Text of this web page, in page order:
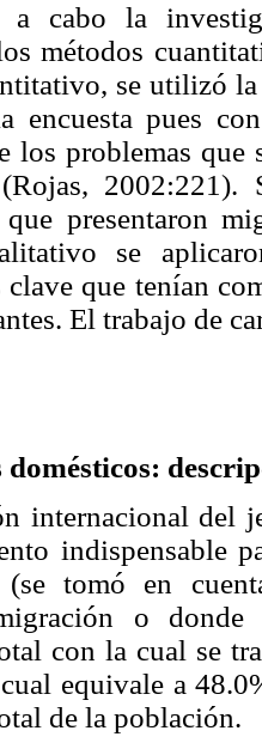
a cabo la
métodos
se utilizó
encuesta pues
los problemas que
que presentaron
se
que tenían
El trabajo de
internacional del
indispensable
tomó en
o
con la cual se
equivale a
de la población.